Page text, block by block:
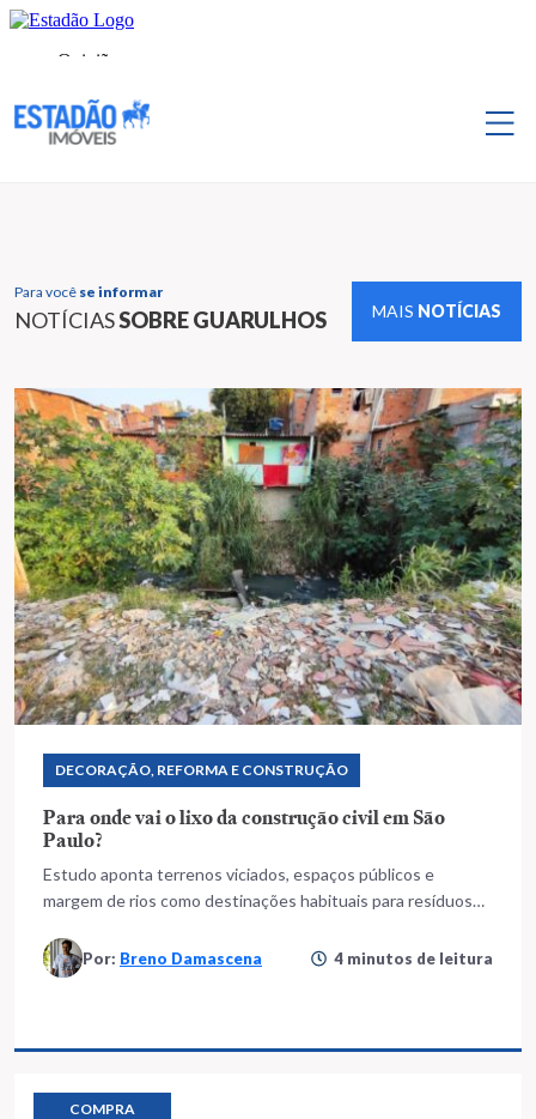
Para você se informar
NOTÍCIASSOBRE GUARULHOS MAIS NOTÍCIAS
DECORAÇÃO, REFORMA E CONSTRUÇÃO
Para onde vai o lixo da construção civil em São
Paulo?
Estudo aponta terrenos viciados, espaços públicos e
margem de rios como destinações habituais para resíduos
Por: Breno Damascena 4 minutos de leitura
COMPRA